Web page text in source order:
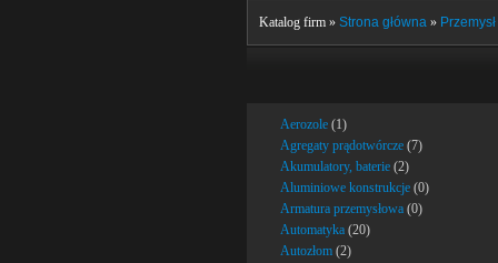
Katalog firm » Strona główna »
Aerozole (1)
Agregaty prądotwórcze (7)
Akumulatory, baterie (2)
Aluminiowe konstrukcje (0)
Armatura przemysłowa (0)
Automatyka (20)
Autozłom (2)